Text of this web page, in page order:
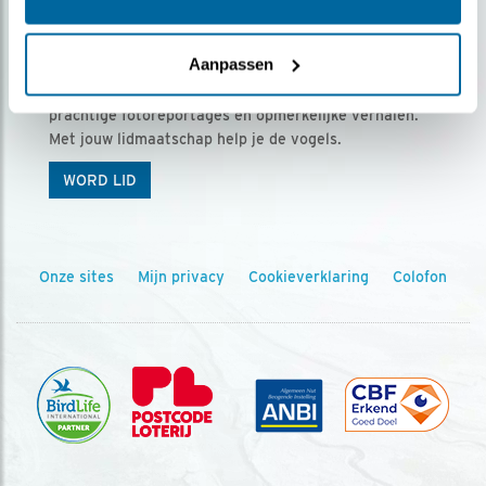
Aanpassen
Ontvang 5 x Vogels voor € 36,00 per jaar
Vogels is het tijdschrift voor onze leden, met
prachtige fotoreportages en opmerkelijke verhalen.
Met jouw lidmaatschap help je de vogels.
WORD LID
Onze sites Mijn privacy Cookieverklaring Colofon